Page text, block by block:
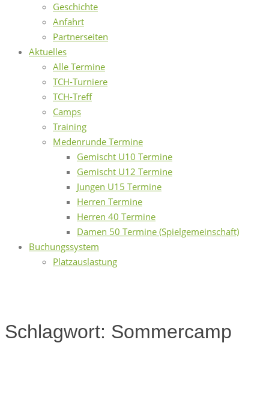
Geschichte
Anfahrt
Partnerseiten
Aktuelles
Alle Termine
TCH-Turniere
TCH-Treff
Camps
Training
Medenrunde Termine
Gemischt U10 Termine
Gemischt U12 Termine
Jungen U15 Termine
Herren Termine
Herren 40 Termine
Damen 50 Termine (Spielgemeinschaft)
Buchungssystem
Platzauslastung
Schlagwort: Sommercamp